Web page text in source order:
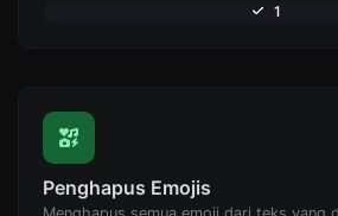
1
Penghapus Emojis